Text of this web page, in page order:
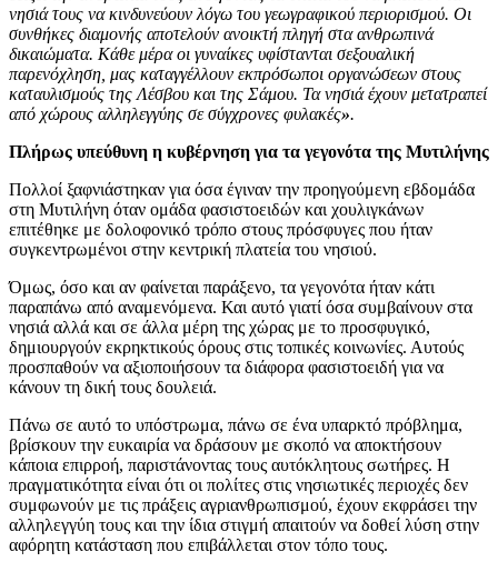
νησιά τους να κινδυνεύουν λόγω του γεωγραφικού περιορισμού. Οι
συνθήκες διαμονής αποτελούν ανοικτή πληγή στα ανθρωπινά
δικαιώματα. Κάθε μέρα οι γυναίκες υφίστανται σεξουαλική
παρενόχληση , μας καταγγέλλουν εκπρόσωποι οργανώσεων στους
καταυλισμούς της Λέσβου και της Σάμου. Τα νησιά έχουν μετατραπεί
από χώρους αλληλεγγύης σεσύγχρονες φυλακές».
Πλήρως υπεύθυνη η κυβέρνηση για τα γεγονότα της Μυτιλήνης
Πολλοί ξαφνιάστηκαν για όσα έγιναν την προηγούμενη εβδομάδα
στη Μυτιλήνη όταν ομάδα φασιστοειδών και χουλιγκάνων
επιτέθηκε με δολοφονικό τρόπο στους πρόσφυγες που ήταν
συγκεντρωμένοι στην κεντρική πλατεία του νησιού.
Όμως, όσο και αν φαίνεται παράξενο, τα γεγονότα ήταν κάτι
παραπάνω από αναμενόμενα. Και αυτό γιατί όσα συμβαίνουν στα
νησιά αλλά και σε άλλα μέρη της χώρας με το προσφυγικό,
δημιουργούν εκρηκτικούς όρους στις τοπικές κοινωνίες. Αυτούς
προσπαθούν να αξιοποιήσουν τα διάφορα φασιστοειδή για να
κάνουν τη δική τους δουλειά.
Πάνω σε αυτό το υπόστρωμα, πάνω σε ένα υπαρκτό πρόβλημα,
βρίσκουν την ευκαιρία να δράσουν με σκοπό να αποκτήσουν
κάποια επιρροή, παριστάνοντας τους αυτόκλητους σωτήρες. Η
πραγματικότητα είναι ότι οι πολίτες στις νησιωτικές περιοχές δεν
συμφωνούν με τις πράξεις αγριανθρωπισμού, έχουν εκφράσει την
αλληλεγγύη τους και την ίδια στιγμή απαιτούν να δοθεί λύση στην
αφόρητη κατάσταση που επιβάλλεται στον τόπο τους.